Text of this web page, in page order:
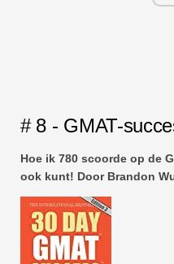
# 8 - GMAT-
Hoe ik 780 scoorde op de
ook kunt! Door Brandon